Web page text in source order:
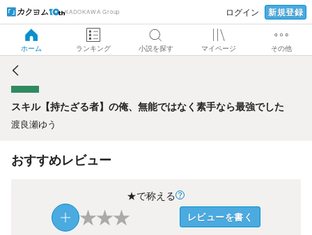
KADOKAWA Group ログイン 新規登録
ホーム ランキング 小説を探す マイページ その他
スキル【持たざる者】の俺、無能ではなく素手なら最強でし
た
スキル【持たざる者】の俺、無能ではなく素手なら最強でした
渡良瀬ゆう
おすすめレビュー
★で称える
★★★ レビューを書く